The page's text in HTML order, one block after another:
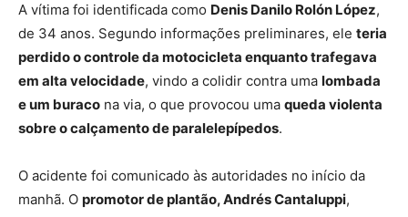
A vítima foi identificada como Denis Danilo Rolón López,
de 34 anos. Segundo informações preliminares, ele teria
perdido o controle da motocicleta enquanto trafegava
em alta velocidade, vindo a colidir contra uma lombada
e um buraco na via, o que provocou uma queda violenta
sobre o calçamento de paralelepípedos.
O acidente foi comunicado às autoridades no início da
manhã. O promotor de plantão, Andrés Cantaluppi,